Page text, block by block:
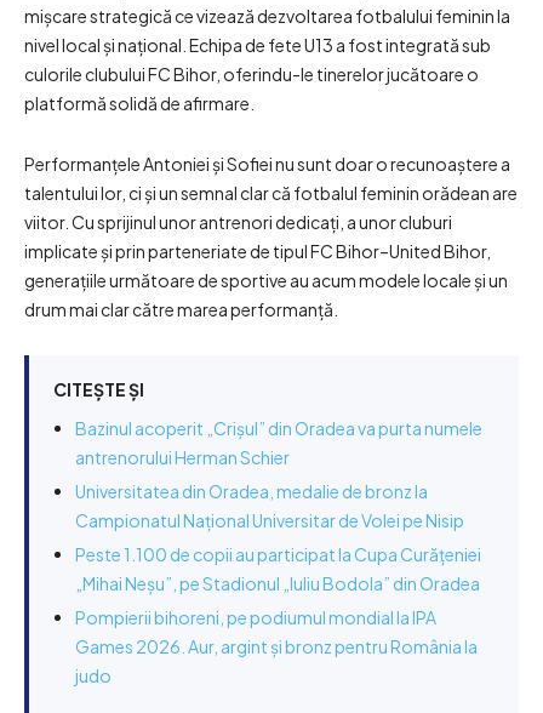
mișcare strategică ce vizează dezvoltarea fotbalului feminin la
nivel local și național. Echipa de fete U13 a fost integrată sub
culorile clubului FC Bihor, oferindu-le tinerelor jucătoare o
platformă solidă de afirmare.
Performanțele Antoniei și Sofiei nu sunt doar o recunoaștere a
talentului lor, ci și un semnal clar că fotbalul feminin orădean are
viitor. Cu sprijinul unor antrenori dedicați, a unor cluburi
implicate și prin parteneriate de tipul FC Bihor–United Bihor,
generațiile următoare de sportive au acum modele locale și un
drum mai clar către marea performanță.
CITEȘTE ȘI
Bazinul acoperit „Crișul” din Oradea va purta numele
antrenorului Herman Schier
Universitatea din Oradea, medalie de bronz la
Campionatul Național Universitar de Volei pe Nisip
Peste 1.100 de copii au participat la Cupa Curățeniei
„Mihai Neșu”, pe Stadionul „Iuliu Bodola” din Oradea
Pompierii bihoreni, pe podiumul mondial la IPA
Games 2026. Aur, argint și bronz pentru România la
judo